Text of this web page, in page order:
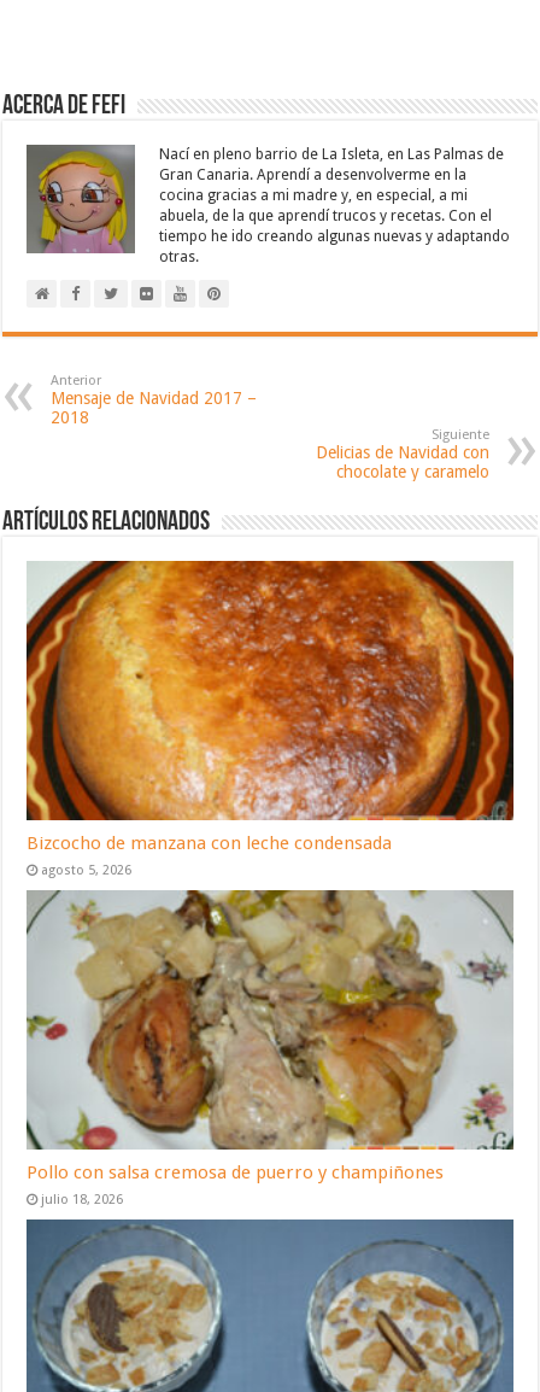
Acerca de Fefi
Nací en pleno barrio de La Isleta, en Las Palmas de
Gran Canaria. Aprendí a desenvolverme en la
cocina gracias a mi madre y, en especial, a mi
abuela, de la que aprendí trucos y recetas. Con el
tiempo he ido creando algunas nuevas y adaptando
otras.
Anterior
Mensaje de Navidad 2017 –
2018
Siguiente
Delicias de Navidad con
chocolate y caramelo
Artículos relacionados
Bizcocho de manzana con leche condensada
agosto 5, 2026
Pollo con salsa cremosa de puerro y champiñones
julio 18, 2026